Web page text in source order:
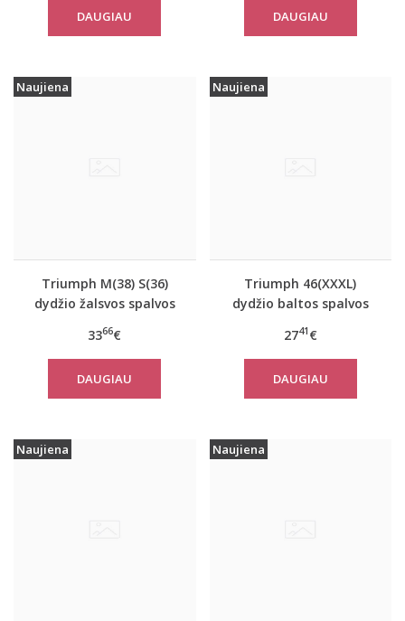
DAUGIAU DAUGIAU
Naujiena
Triumph M(38) S(36)
dydžio žalsvos spalvos
marškinėliai women
move FLOW Tank Top
3366€
DAUGIAU
Naujiena
Triumph 46(XXXL)
dydžio baltos spalvos
marškinėliai Yselle
Basics Shirt03 2P
2741 €
DAUGIAU
Naujiena Naujiena